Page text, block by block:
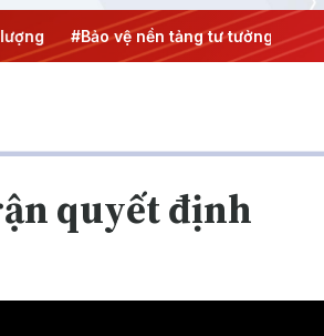
#Bảo vệ nền tảng tư tưởng của Đảng
quyết định